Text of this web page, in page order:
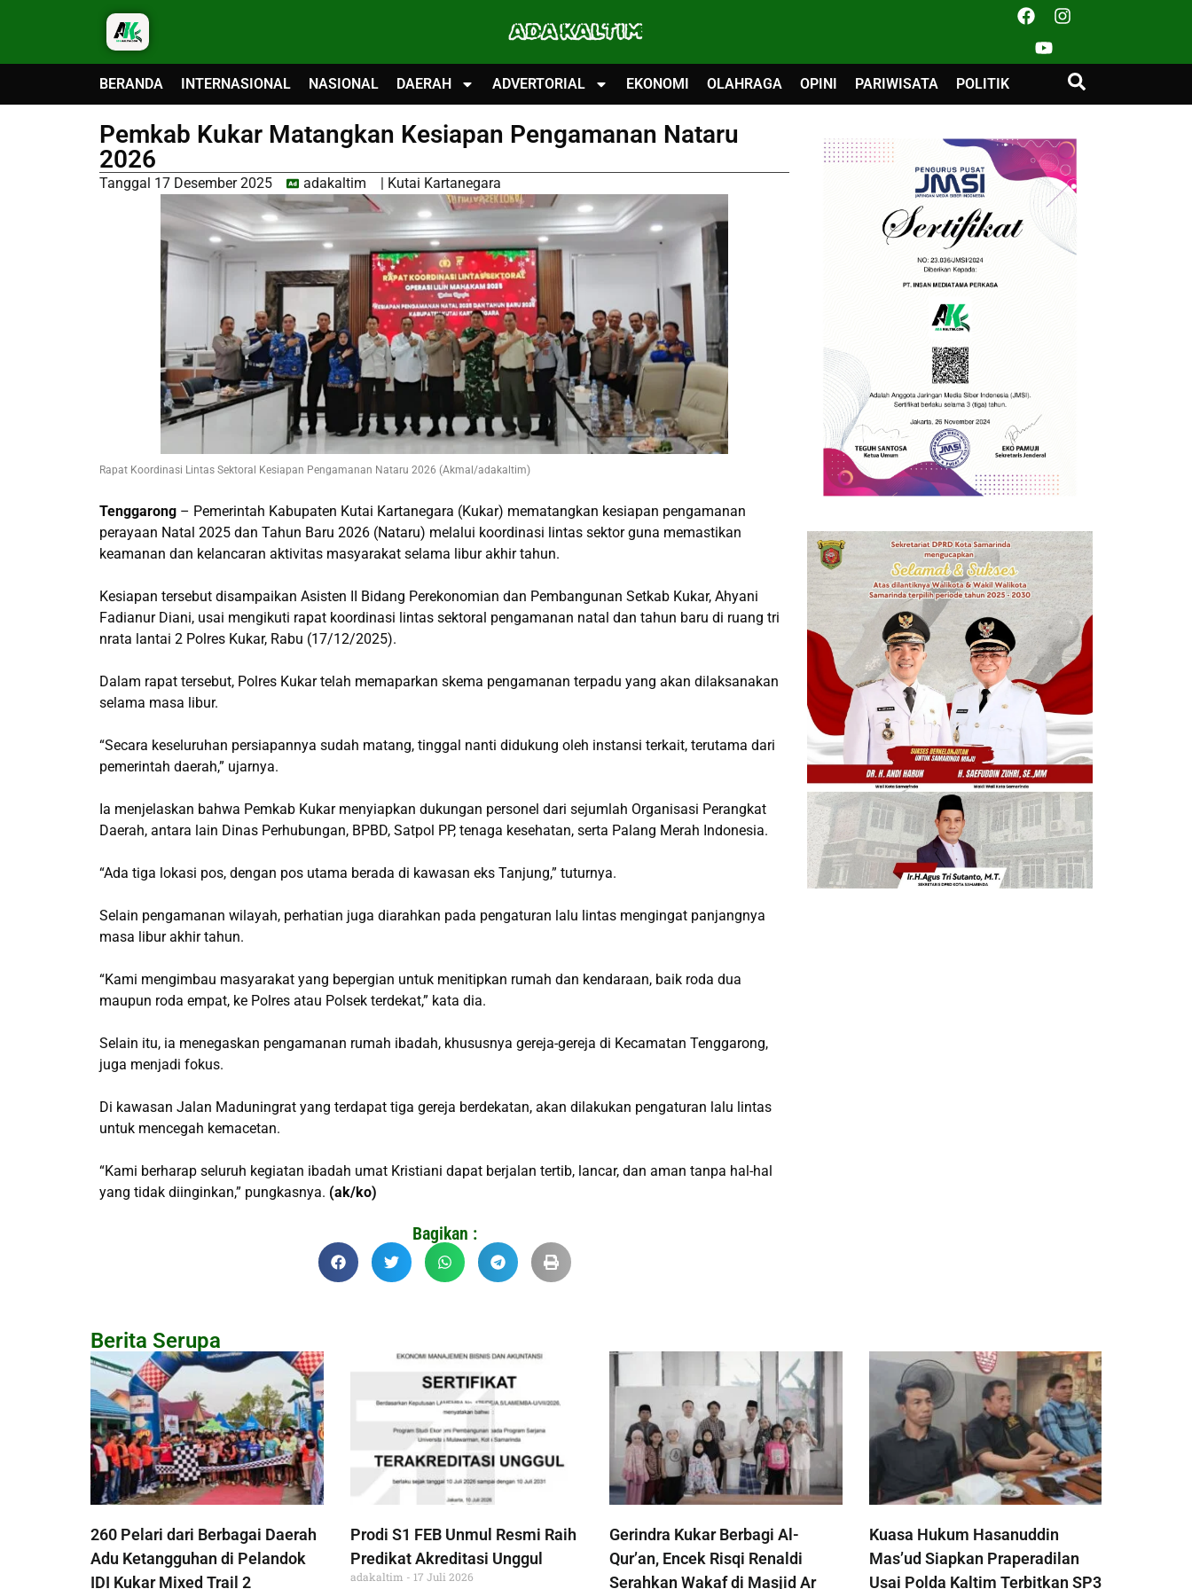
ADA KALTIM
BERANDA INTERNASIONAL NASIONAL DAERAH ADVERTORIAL EKONOMI OLAHRAGA OPINI PARIWISATA POLITIK
Pemkab Kukar Matangkan Kesiapan Pengamanan Nataru
2026
Tanggal 17 Desember 2025 adakaltim | Kutai Kartanegara
Rapat Koordinasi Lintas Sektoral Kesiapan Pengamanan Nataru 2026 (Akmal/adakaltim)
Tenggarong – Pemerintah Kabupaten Kutai Kartanegara (Kukar) mematangkan kesiapan pengamanan
perayaan Natal 2025 dan Tahun Baru 2026 (Nataru) melalui koordinasi lintas sektor guna memastikan
keamanan dan kelancaran aktivitas masyarakat selama libur akhir tahun.
Kesiapan tersebut disampaikan Asisten II Bidang Perekonomian dan Pembangunan Setkab Kukar, Ahyani
Fadianur Diani, usai mengikuti rapat koordinasi lintas sektoral pengamanan natal dan tahun baru di ruang tri
nrata lantai 2 Polres Kukar, Rabu (17/12/2025).
Dalam rapat tersebut, Polres Kukar telah memaparkan skema pengamanan terpadu yang akan dilaksanakan
selama masa libur.
“Secara keseluruhan persiapannya sudah matang, tinggal nanti didukung oleh instansi terkait, terutama dari
pemerintah daerah,” ujarnya.
Ia menjelaskan bahwa Pemkab Kukar menyiapkan dukungan personel dari sejumlah Organisasi Perangkat
Daerah, antara lain Dinas Perhubungan, BPBD, Satpol PP, tenaga kesehatan, serta Palang Merah Indonesia.
“Ada tiga lokasi pos, dengan pos utama berada di kawasan eks Tanjung,” tuturnya.
Selain pengamanan wilayah, perhatian juga diarahkan pada pengaturan lalu lintas mengingat panjangnya
masa libur akhir tahun.
“Kami mengimbau masyarakat yang bepergian untuk menitipkan rumah dan kendaraan, baik roda dua
maupun roda empat, ke Polres atau Polsek terdekat,” kata dia.
Selain itu, ia menegaskan pengamanan rumah ibadah, khususnya gereja-gereja di Kecamatan Tenggarong,
juga menjadi fokus.
Di kawasan Jalan Maduningrat yang terdapat tiga gereja berdekatan, akan dilakukan pengaturan lalu lintas
untuk mencegah kemacetan.
“Kami berharap seluruh kegiatan ibadah umat Kristiani dapat berjalan tertib, lancar, dan aman tanpa hal-hal
yang tidak diinginkan,” pungkasnya. (ak/ko)
Bagikan :
Berita Serupa
260 Pelari dari Berbagai Daerah
Adu Ketangguhan di Pelandok
IDI Kukar Mixed Trail 2
Prodi S1 FEB Unmul Resmi Raih
Predikat Akreditasi Unggul
adakaltim 17 Juli 2026
Gerindra Kukar Berbagi Al-
Qur’an, Encek Risqi Renaldi
Serahkan Wakaf di Masjid Ar
Kuasa Hukum Hasanuddin
Mas’ud Siapkan Praperadilan
Usai Polda Kaltim Terbitkan SP3